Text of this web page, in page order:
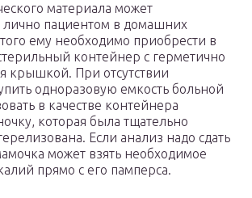
материала может
лично пациентом в домашних
ему необходимо приобрести в
контейнер с герметично
крышкой. При отсутствии
одноразовую емкость больной
в качестве контейнера
которая была тщательно
Если анализ надо сдать
может взять необходимое
прямо с его памперса.